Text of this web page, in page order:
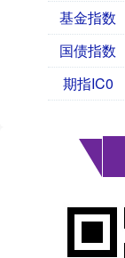
基金指数
国债指数
期指IC0